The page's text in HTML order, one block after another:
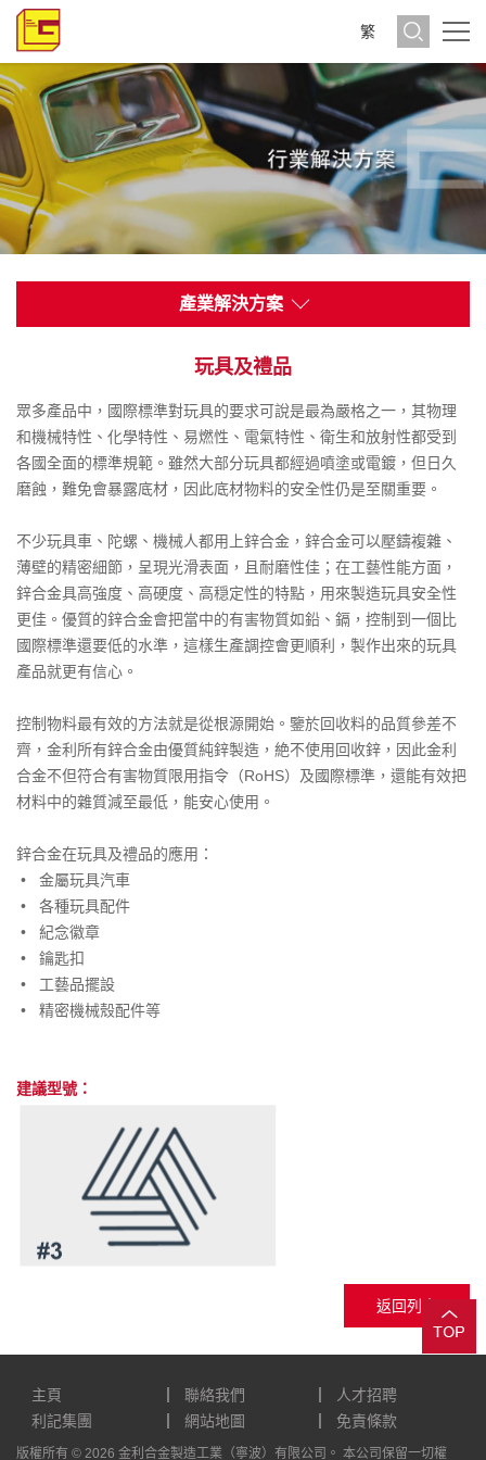
繁
產業解決方案
玩具及禮品
眾多產品中，國際標準對玩具的要求可說是最為嚴格之一，其物理
和機械特性、化學特性、易燃性、電氣特性、衛生和放射性都受到
各國全面的標準規範。雖然大部分玩具都經過噴塗或電鍍，但日久
磨蝕，難免會暴露底材，因此底材物料的安全性仍是至關重要。
不少玩具車、陀螺、機械人都用上鋅合金，鋅合金可以壓鑄複雜、
薄壁的精密細節，呈現光滑表面，且耐磨性佳；在工藝性能方面，
鋅合金具高強度、高硬度、高穏定性的特點，用來製造玩具安全性
更佳。優質的鋅合金會把當中的有害物質如鉛、鎘，控制到一個比
國際標準還要低的水準，這樣生產調控會更順利，製作出來的玩具
產品就更有信心。
控制物料最有效的方法就是從根源開始。鑒於回收料的品質參差不
齊，金利所有鋅合金由優質純鋅製造，絶不使用回收鋅，因此金利
合金不但符合有害物質限用指令（RoHS）及國際標準，還能有效把
材料中的雜質減至最低，能安心使用。
鋅合金在玩具及禮品的應用：
• 金屬玩具汽車
• 各種玩具配件
• 紀念徽章
• 鑰匙扣
• 工藝品擺設
• 精密機械殼配件等
建議型號：
返回列表
主頁 聯絡我們
人才招聘
利記集團
網站地圖 免責條款
版權所有 © 2026 金利合金製造工業（寧波）有限公司。 本公司保留一切權